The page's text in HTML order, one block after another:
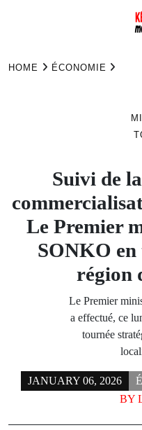
HOME ÉCONOMIE
Suivi de
Le Premier
SONKO en
région
Le Premier
a effectué, ce
tournée
JANUARY 06, 2026
BY